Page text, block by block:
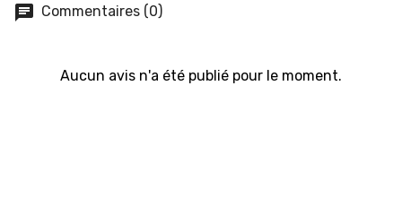
chat Commentaires (0)
Aucun avis n'a été publié pour le moment.